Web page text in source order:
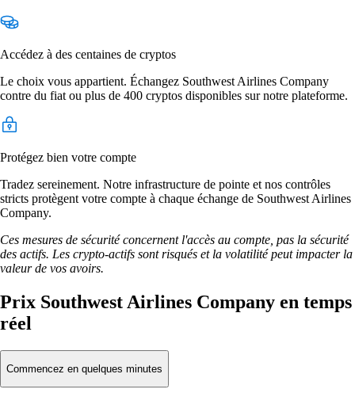
Accédez à des centaines de cryptos
Le choix vous appartient. Échangez Southwest Airlines Company
contre du fiat ou plus de 400 cryptos disponibles sur notre plateforme.
Protégez bien votre compte
Tradez sereinement. Notre infrastructure de pointe et nos contrôles
stricts protègent votre compte à chaque échange de Southwest Airlines
Company.
Ces mesures de sécurité concernent l'accès au compte, pas la sécurité
des actifs. Les crypto-actifs sont risqués et la volatilité peut impacter la
valeur de vos avoirs.
Prix Southwest Airlines Company en temps
réel
Commencez en quelques minutes